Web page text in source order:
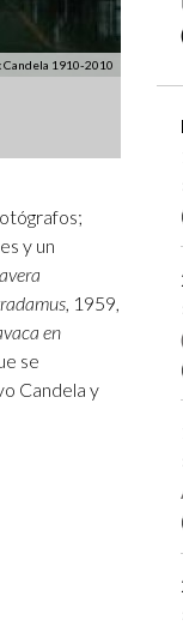
AC/E
Candela 1910-2010
y un
, 1959,
en
se
Candela y